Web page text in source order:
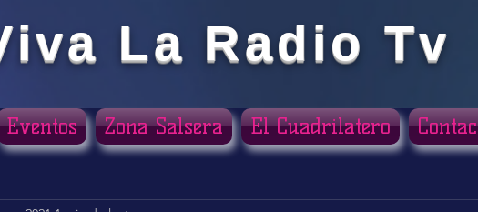
La Radio Tv
Eventos Zona Salsera El Cuadrilatero